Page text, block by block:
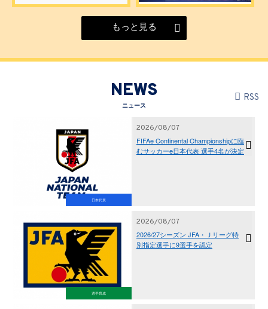
もっと見る
NEWS
ニュース
RSS
日本代表
2026/08/07
FIFAe Continental Championshipに臨
むサッカーe日本代表 選手4名が決定
選手育成
2026/08/07
2026/27シーズン JFA・Ｊリーグ特
別指定選手に9選手を認定